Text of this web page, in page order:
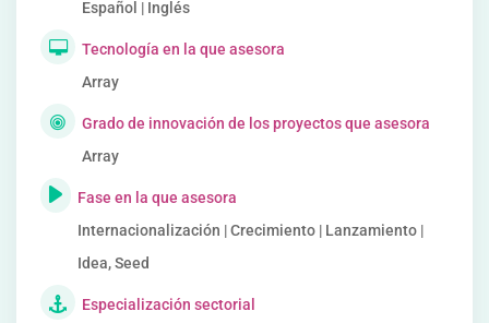
Español | Inglés
Tecnología en la que asesora
Array
Grado de innovación de los proyectos que asesora
Array
Fase en la que asesora
Internacionalización | Crecimiento | Lanzamiento |
Idea, Seed
Especialización sectorial